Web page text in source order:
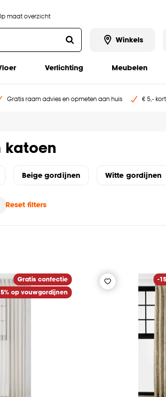
maat overzicht
Winkels
Verlichting Meubelen
Gratis raam advies en opmeten aan huis € 5,-
katoen
Beige gordijnen Witte gordijnen
Reset filters
Gratis confectie
op vouwgordijnen
-